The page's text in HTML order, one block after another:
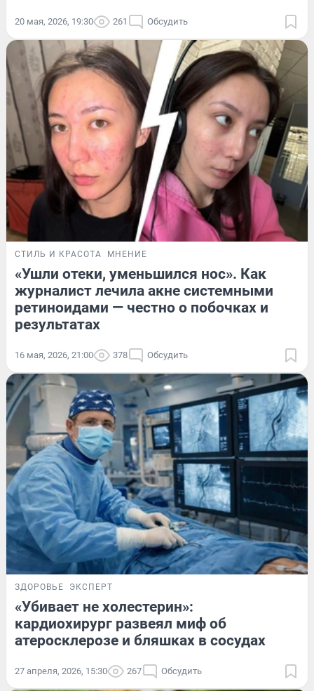
20 мая, 2026, 19:30 261 Обсудить
СТИЛЬ И КРАСОТА МНЕНИЕ
«Ушли отеки, уменьшился нос». Как
журналист лечила акне системными
ретиноидами — честно о побочках и
результатах
16 мая, 2026, 21:00 378 Обсудить
ЗДОРОВЬЕ ЭКСПЕРТ
«Убивает не холестерин»:
кардиохирург развеял миф об
атеросклерозе и бляшках в сосудах
27 апреля, 2026, 15:30 267 Обсудить